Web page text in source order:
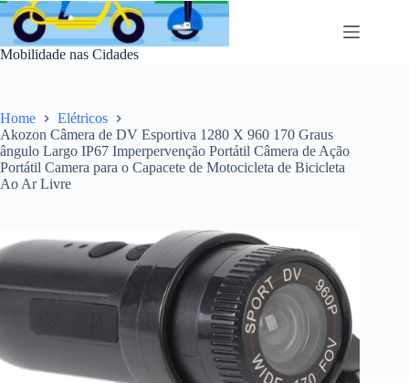
Pular
para
conteúdo
Mobilidade nas Cidades
Home
Elétricos
Akozon Câmera de DV Esportiva 1280 X 960 170 Graus
ângulo Largo IP67 Imperpervenção Portátil Câmera de Ação
Portátil Camera para o Capacete de Motocicleta de Bicicleta
Ao Ar Livre